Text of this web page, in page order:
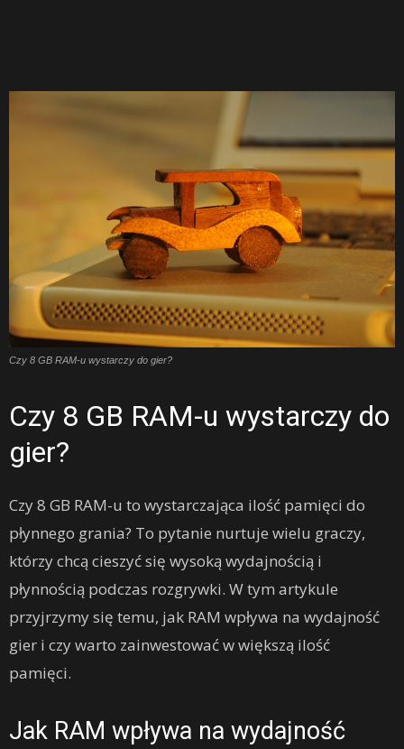
Czy 8 GB RAM-u wystarczy do gier?
Czy 8 GB RAM-u wystarczy do
gier?
Czy 8 GB RAM-u to wystarczająca ilość pamięci do
płynnego grania? To pytanie nurtuje wielu graczy,
którzy chcą cieszyć się wysoką wydajnością i
płynnością podczas rozgrywki. W tym artykule
przyjrzymy się temu, jak RAM wpływa na wydajność
gier i czy warto zainwestować w większą ilość
pamięci.
Jak RAM wpływa na wydajność